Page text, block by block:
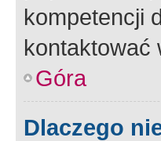
kompetencji
kontaktować
Góra
Dlaczego